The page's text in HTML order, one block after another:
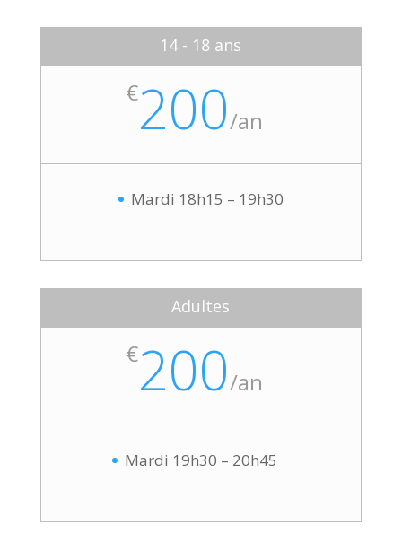
14 - 18 ans
€200/an
Mardi 18h15 – 19h30
Adultes
€200/an
Mardi 19h30 – 20h45